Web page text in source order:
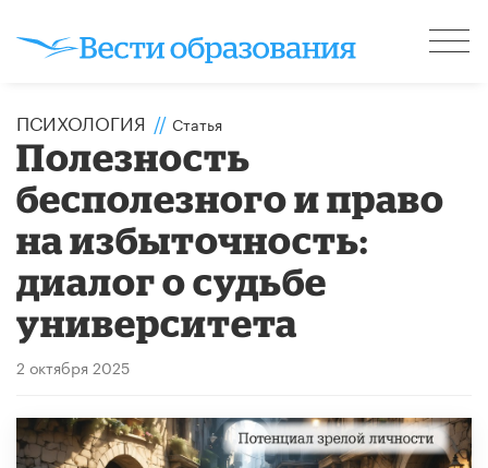
ПСИХОЛОГИЯ // Статья
Полезность
бесполезного и право
на избыточность:
диалог о судьбе
университета
2 октября 2025